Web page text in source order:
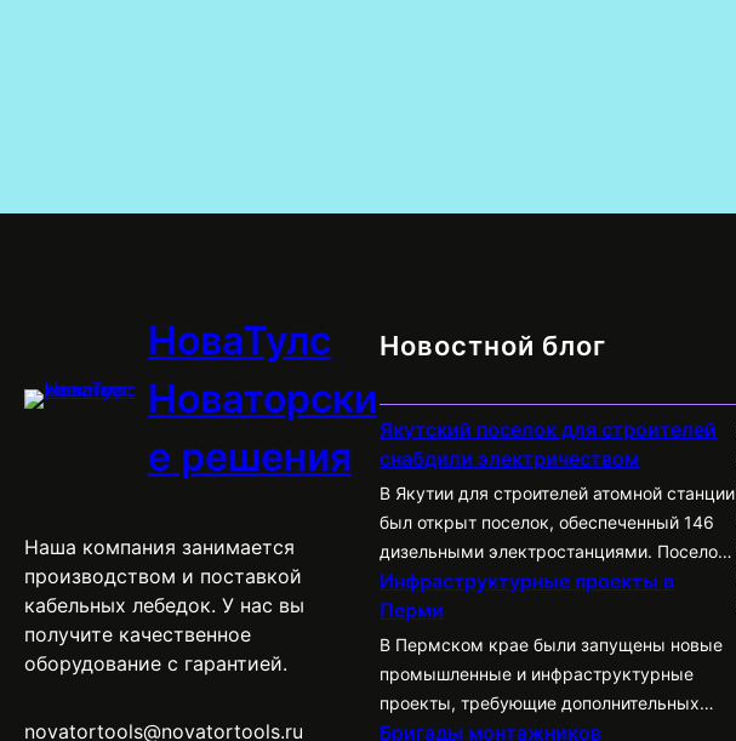
НоваТулс
Новаторски
е решения
Наша компания занимается
производством и поставкой
кабельных лебедок. У нас вы
получите качественное
оборудование с гарантией.
novatortools@novatortools.ru
Новостной блог
Якутский поселок для строителей
снабдили электричеством
В Якутии для строителей атомной станции
был открыт поселок, обеспеченный 146
дизельными электростанциями. Поселок
имеет всю необходимую
инфраструктуру, включая
администрацию, общежития,
медицинский пункт, баню и магазины.
Инфраструктурные проекты в
Перми
В Пермском крае были запущены новые
промышленные и инфраструктурные
проекты, требующие дополнительных
мощностей. В 2023 году прошли
Бригады монтажников